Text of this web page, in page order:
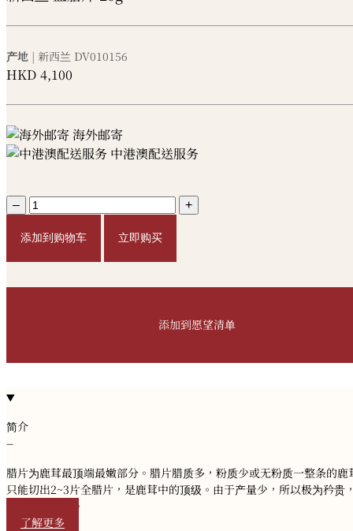
产地 | 新西兰 DV010156
HKD 4,100
海外邮寄
中港澳配送服务
– +
添加到购物车 立即购买
添加到愿望清单
简介
−
腊片为鹿茸最顶端最嫩部分。腊片腊质多，粉质少或无粉质一整条的鹿
只能切出2~3片全腊片，是鹿茸中的顶级。由于产量少，所以极为矜贵
功效也比较佳。
了解更多